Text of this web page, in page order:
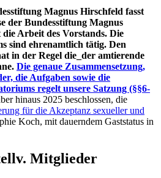
Magnus Hirschfeld fasst
der Bundesstiftung Magnus
Arbeit des Vorstands. Die
sind ehrenamtlich tätig. Den
in der Regel die_der amtierende
Die genaue Zusammensetzung,
die Aufgaben sowie die
regelt unsere Satzung (§§6-
hinaus 2025 beschlossen, die
für die Akzeptanz sexueller und
Koch, mit dauerndem Gaststatus in
Mitglieder